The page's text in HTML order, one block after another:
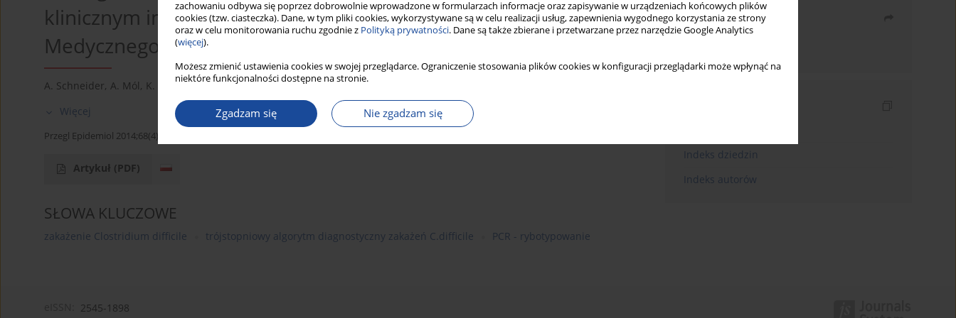
zachowaniu odbywa się poprzez dobrowolnie wprowadzone w formularzach informacje oraz zapisywanie w urządzeniach końcowych plików
cookies (tzw. ciasteczka). Dane, w tym pliki cookies, wykorzystywane są w celu realizacji usług, zapewnienia wygodnego korzystania ze strony
oraz w celu monitorowania ruchu zgodnie z Polityką prywatności. Dane są także zbierane i przetwarzane przez narzędzie Google Analytics
(więcej).
Możesz zmienić ustawienia cookies w swojej przeglądarce. Ograniczenie stosowania plików cookies w konfiguracji przeglądarki może wpłynąć na
niektóre funkcjonalności dostępne na stronie.
Zgadzam się Nie zgadzam się
klinicznym im. Prze- mienienia Pańskiego Uniwersytetu
Medycznego w Pozna
A. Schneider, A. Mól, K. Lisowska, M. Jax-Dambek, D. Lachowicz, P. Obuch-Woszczatyńsaki
Więcej
Przegl Epidemiol 2014;68(4):759-762
Artykuł (PDF)
SŁOWA KLUCZOWE
zakażenie Clostridium difficile trójstopniowy algorytm diagnostyczny zakażeń C.difficile PCR - rybotypowanie
Udostępnij
Indeks dziedzin
Indeks autorów
2545-1898